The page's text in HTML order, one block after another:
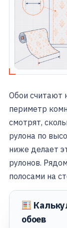
Обои считают
периметр
смотрят,
рулона по
ниже делает
рулонов.
полосами на
обоев